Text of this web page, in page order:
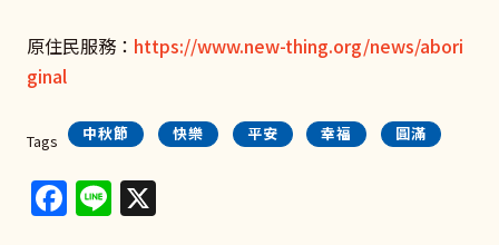
原住民服務： https://www.new-thing.org/news/abori
ginal
Tags 中秋節 快樂 平安 幸福 圓滿
Facebook
Line